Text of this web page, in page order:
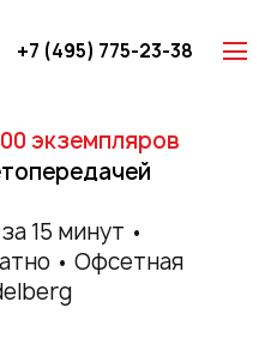
карты
+7 (495) 775-23-38
экземпляров
15 минут •
• Офсетная